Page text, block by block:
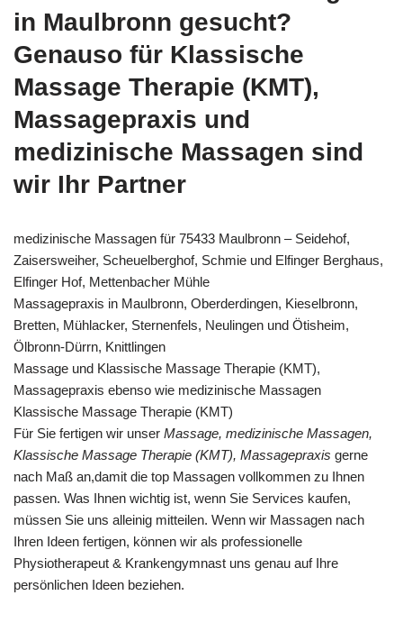
in Maulbronn gesucht?
Genauso für Klassische
Massage Therapie (KMT),
Massagepraxis und
medizinische Massagen sind
wir Ihr Partner
medizinische Massagen für 75433 Maulbronn – Seidehof,
Zaisersweiher, Scheuelberghof, Schmie und Elfinger Berghaus,
Elfinger Hof, Mettenbacher Mühle
Massagepraxis in Maulbronn, Oberderdingen, Kieselbronn,
Bretten, Mühlacker, Sternenfels, Neulingen und Ötisheim,
Ölbronn-Dürrn, Knittlingen
Massage und Klassische Massage Therapie (KMT),
Massagepraxis ebenso wie medizinische Massagen
Klassische Massage Therapie (KMT)
Für Sie fertigen wir unser Massage, medizinische Massagen,
Klassische Massage Therapie (KMT), Massagepraxis gerne
nach Maß an,damit die top Massagen vollkommen zu Ihnen
passen. Was Ihnen wichtig ist, wenn Sie Services kaufen,
müssen Sie uns alleinig mitteilen. Wenn wir Massagen nach
Ihren Ideen fertigen, können wir als professionelle
Physiotherapeut & Krankengymnast uns genau auf Ihre
persönlichen Ideen beziehen.